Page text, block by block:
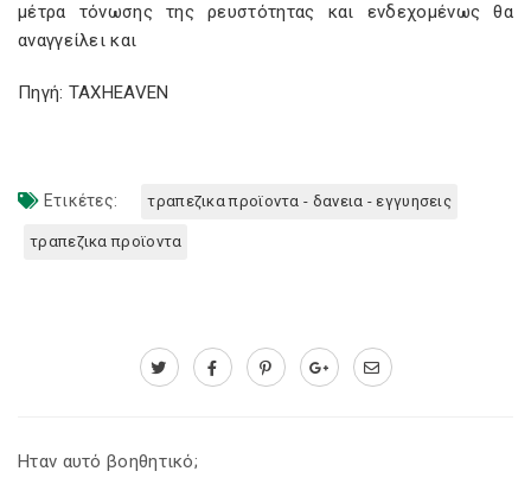
μέτρα τόνωσης της ρευστότητας και ενδεχομένως θα
αναγγείλει και
Πηγή: TAXHEAVEN
Ετικέτες: τραπεζικα προϊοντα - δανεια - εγγυησεις
τραπεζικα προϊοντα
Ηταν αυτό βοηθητικό;